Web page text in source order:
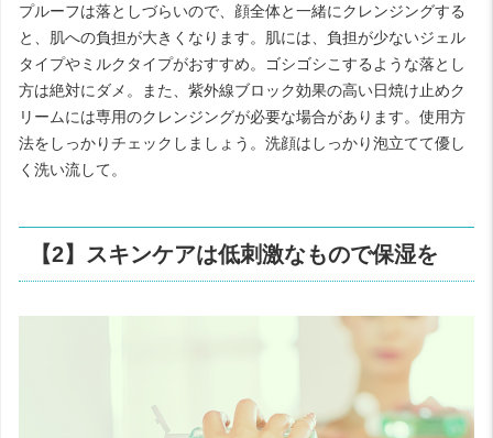
プルーフは落としづらいので、顔全体と一緒にクレンジングする
と、肌への負担が大きくなります。肌には、負担が少ないジェル
タイプやミルクタイプがおすすめ。ゴシゴシこするような落とし
方は絶対にダメ。また、紫外線ブロック効果の高い日焼け止めク
リームには専用のクレンジングが必要な場合があります。使用方
法をしっかりチェックしましょう。洗顔はしっかり泡立てて優し
く洗い流して。
【2】スキンケアは低刺激なもので保湿を